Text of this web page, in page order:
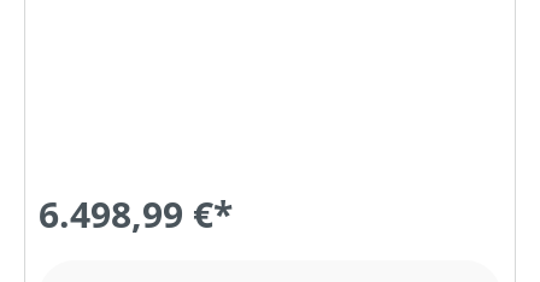
6.498,99 €*